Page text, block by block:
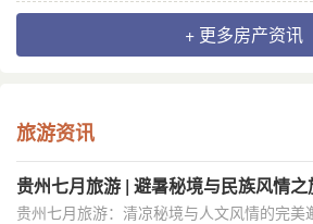
+ 更多房产资讯
旅游资讯
贵州七月旅游 | 避暑秘境与民族风情之
贵州七月旅游：清凉秘境与人文风情的完美